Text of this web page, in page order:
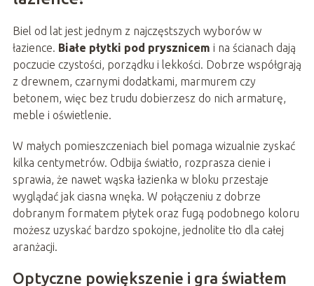
Biel od lat jest jednym z najczęstszych wyborów w
łazience. Białe płytki pod prysznicem i na ścianach dają
poczucie czystości, porządku i lekkości. Dobrze współgrają
z drewnem, czarnymi dodatkami, marmurem czy
betonem, więc bez trudu dobierzesz do nich armaturę,
meble i oświetlenie.
W małych pomieszczeniach biel pomaga wizualnie zyskać
kilka centymetrów. Odbija światło, rozprasza cienie i
sprawia, że nawet wąska łazienka w bloku przestaje
wyglądać jak ciasna wnęka. W połączeniu z dobrze
dobranym formatem płytek oraz fugą podobnego koloru
możesz uzyskać bardzo spokojne, jednolite tło dla całej
aranżacji.
Optyczne powiększenie i gra światłem